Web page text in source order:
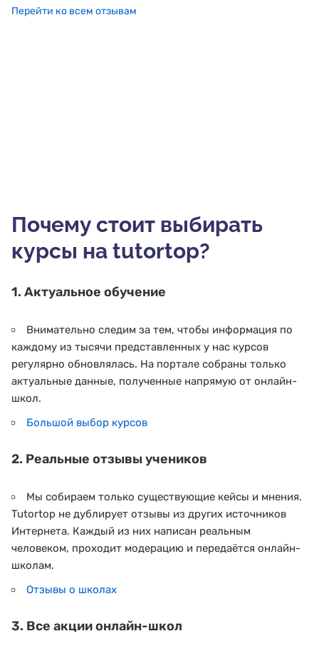
Перейти ко всем отзывам
Почему стоит выбирать
курсы на tutortop?
1. Актуальное обучение
Внимательно следим за тем, чтобы информация по
каждому из тысячи представленных у нас курсов
регулярно обновлялась. На портале собраны только
актуальные данные, полученные напрямую от онлайн-
школ.
Большой выбор курсов
2. Реальные отзывы учеников
Мы собираем только существующие кейсы и мнения.
Tutortop не дублирует отзывы из других источников
Интернета. Каждый из них написан реальным
человеком, проходит модерацию и передаётся онлайн-
школам.
Отзывы о школах
3. Все акции онлайн-школ